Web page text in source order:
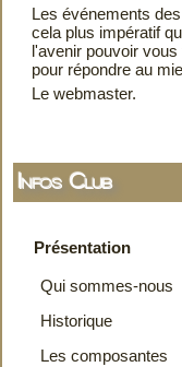
Infos Club
Présentation
Qui sommes-nous
Historique
Les composantes
Les événements
cela plus impératif
l'avenir pouvoir
pour répondre au
Le webmaster.